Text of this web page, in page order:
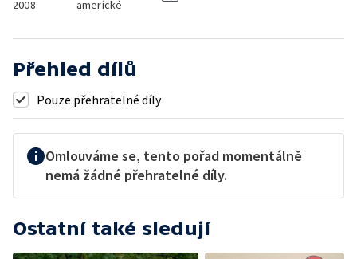
2008
americké
Přehled dílů
Pouze přehratelné díly
Omlouváme se, tento pořad momentálně
nemá žádné přehratelné díly.
Ostatní také sledují